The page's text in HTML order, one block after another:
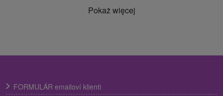
Pokaż więcej
FORMULÁR emailoví klienti